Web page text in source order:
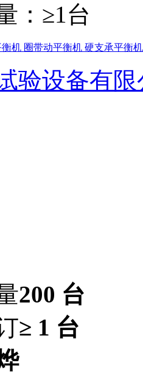
： ≥1台
机 圈带动平衡机 硬支承平衡
验设备有
200 台
≥ 1 台